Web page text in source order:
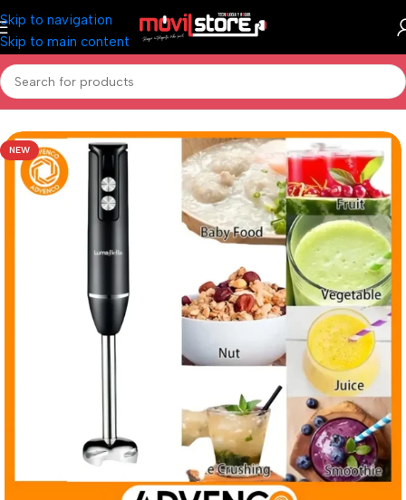
Skip to navigation
Skip to main content
Inicio/Hogar/Pequeños Electrodomésticos
NEW